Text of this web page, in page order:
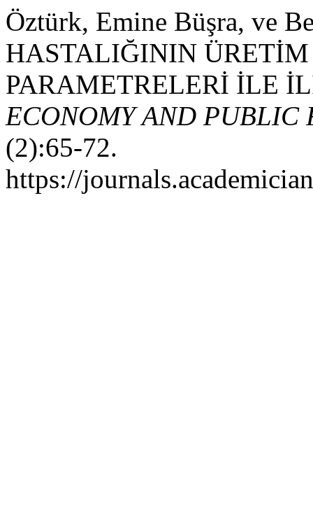
Öztürk, Emine Büşra, ve
HASTALIĞININ
PARAMETRELERİ İLE
ECONOMY AND
(2):65-72.
https://